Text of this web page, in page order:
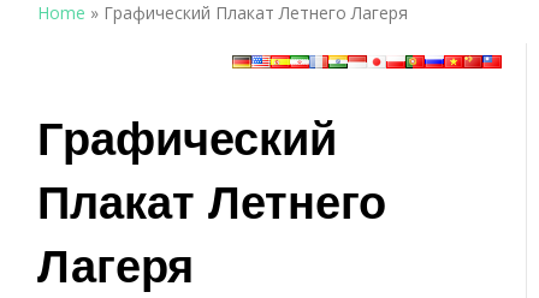
Home » Графический Плакат Летнего Лагеря
Графический
Плакат Летнего
Лагеря